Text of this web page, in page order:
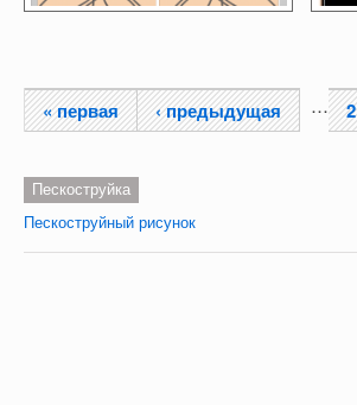
Страницы
« первая ‹ предыдущая … 2
Пескоструйка
Пескоструйный рисунок